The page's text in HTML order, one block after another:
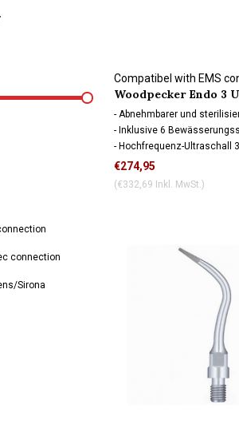
connection
Sirona
Compatibel with EMS
Woodpecker Endo 3
endo Aktivator
- Abnehmbarer und
- Inklusive 6
- Hochfrequenz-Ultraschall
€274,95
(€332,69 Inkl. MwSt.)